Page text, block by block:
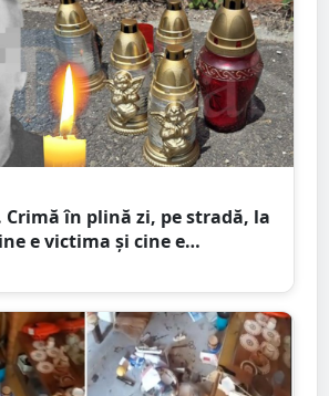
Crimă în plină zi, pe stradă, la
e victima și cine e